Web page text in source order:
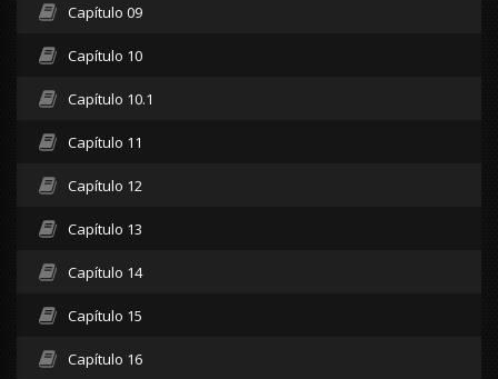
Capítulo 09
Capítulo 10
Capítulo 10.1
Capítulo 11
Capítulo 12
Capítulo 13
Capítulo 14
Capítulo 15
Capítulo 16